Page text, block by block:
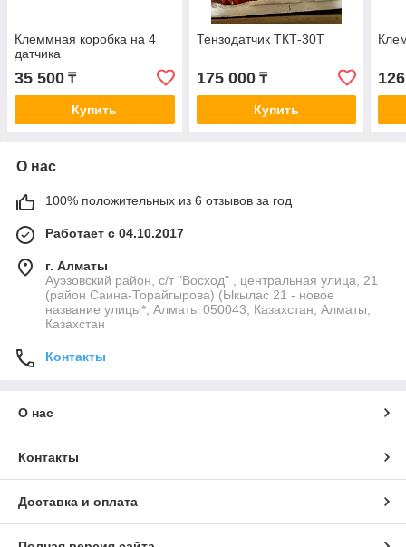
Клеммная коробка на 4
датчика
35 500 ₸
Купить
Тензодатчик ТКТ-30T
175 000₸
Купить
О нас
100% положительных из 6 отзывов за год
Работает с 04.10.2017
г. Алматы
Ауэзовский район, с/т "Восход" , центральная улица, 21
(район Саина-Торайгырова) (Ыкылас 21 - новое
название улицы*, Алматы 050043, Казахстан, Алматы,
Казахстан
Контакты
О нас
Контакты
Доставка и оплата